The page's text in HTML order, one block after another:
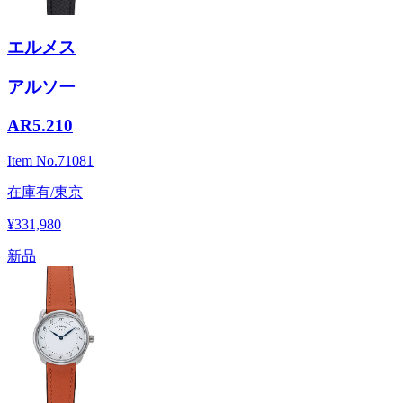
エルメス
アルソー
AR5.210
Item No.71081
在庫有/東京
¥331,980
新品